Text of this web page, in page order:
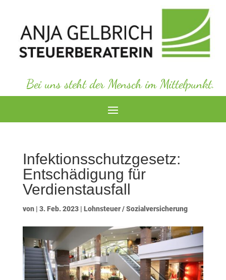
Bei uns steht der Mensch im Mittelpunkt.
Infektionsschutzgesetz:
Entschädigung für
Verdienstausfall
von | 3. Feb. 2023| Lohnsteuer / Sozialversicherung